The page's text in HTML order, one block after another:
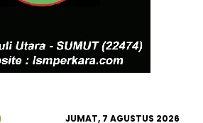
JUMAT, 7 AGUSTUS 2026